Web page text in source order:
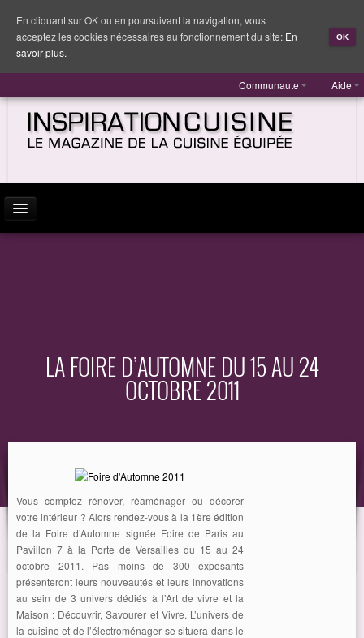
Communaute Aide
LA FOIRE D’AUTOMNE DU 15 AU 24
OCTOBRE 2011
Vous comptez rénover, réaménager ou décorer
votre intérieur ? Alors rendez-vous à la 1ère édition
de la Foire d’Automne signée Foire de Paris au
Pavillon 7 à la Porte de Versailles du 15 au 24
octobre 2011. Pas moins de 300 exposants
présenteront leurs nouveautés et leurs innovations
au sein de 3 univers dédiés à l’Art de vivre et la
Maison : Découvrir, Savourer et Vivre. L’univers de
la cuisine et de l’électroménager se situera dans le
En cliquant sur OK ou en poursuivant la navigation, vous
acceptez les cookies nécessaires au fonctionnement du site: En
savoir plus.
OK